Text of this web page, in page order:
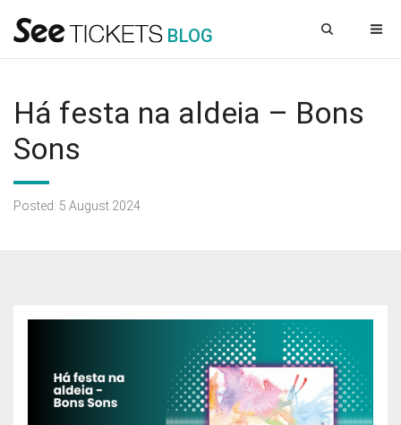
BLOG
Há festa na aldeia – Bons
Sons
Posted: 5 August 2024